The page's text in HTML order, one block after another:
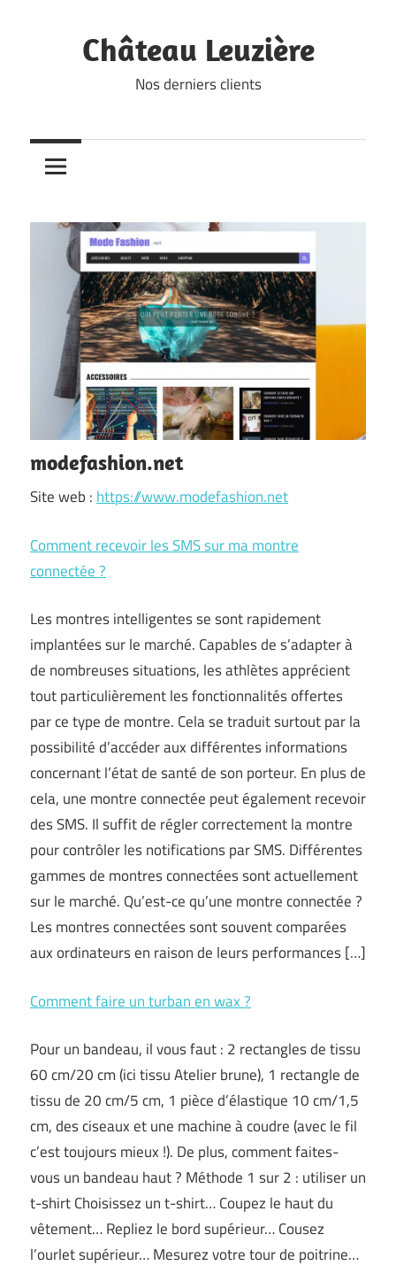
Château Leuzière
Nos derniers clients
modefashion.net
Site web : https://www.modefashion.net
Comment recevoir les SMS sur ma montre
connectée ?
Les montres intelligentes se sont rapidement
implantées sur le marché. Capables de s’adapter à
de nombreuses situations, les athlètes apprécient
tout particulièrement les fonctionnalités offertes
par ce type de montre. Cela se traduit surtout par la
possibilité d’accéder aux différentes informations
concernant l’état de santé de son porteur. En plus de
cela, une montre connectée peut également recevoir
des SMS. Il suffit de régler correctement la montre
pour contrôler les notifications par SMS. Différentes
gammes de montres connectées sont actuellement
sur le marché. Qu’est-ce qu’une montre connectée ?
Les montres connectées sont souvent comparées
aux ordinateurs en raison de leurs performances […]
Comment faire un turban en wax ?
Pour un bandeau, il vous faut : 2 rectangles de tissu
60 cm/20 cm (ici tissu Atelier brune), 1 rectangle de
tissu de 20 cm/5 cm, 1 pièce d’élastique 10 cm/1,5
cm, des ciseaux et une machine à coudre (avec le fil
c’est toujours mieux !). De plus, comment faites-
vous un bandeau haut ? Méthode 1 sur 2 : utiliser un
t-shirt Choisissez un t-shirt… Coupez le haut du
vêtement… Repliez le bord supérieur… Cousez
l’ourlet supérieur… Mesurez votre tour de poitrine…